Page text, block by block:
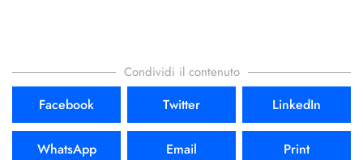
Condividi il contenuto
Facebook Twitter LinkedIn
WhatsApp Email Print